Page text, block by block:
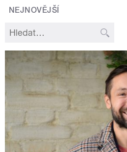
NEJNOVĚJŠÍ